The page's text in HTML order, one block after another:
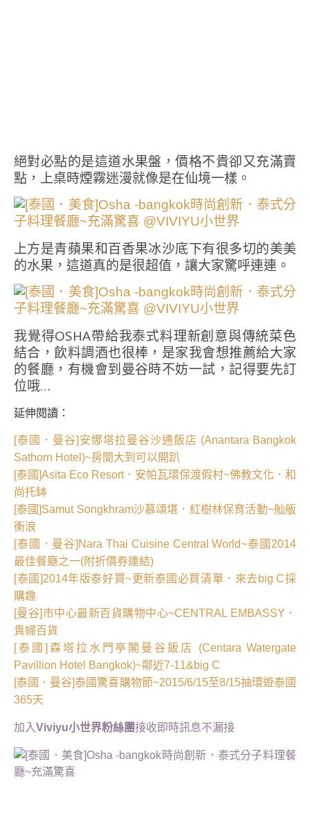
絕對必點的是這道水果盤，價格不貴卻又充滿賣
點，上桌時煙霧迷漫就像是在仙境一樣。
上方是青蘋果和百香果冰沙底下有很多切的美美
的水果，這道真的是很超值，讓大家驚呼連連。
我覺得OSHA帶給我泰式料理新創意與傳統菜色
結合，飲料調酒也很棒，是家我會想推薦給大家
的餐廳，有機會到曼谷時不妨一試，記得要先訂
位哦…
延伸閱讀：
[泰國．曼谷]安娜塔拉曼谷沙通飯店 (Anantara Bangkok
Sathorn Hotel)~房間大到可以開趴
[泰國]Asita Eco Resort．安帕瓦環保渡假村~佛教文化．和
尚托缽
[泰國]Samut Songkhram沙慕頌堪．紅樹林保育活動~舢舨
衝浪
[泰國．曼谷]Nara Thai Cuisine Central World~泰國2014
最佳餐廳之一(附折價券連結)
[泰國]2014年版泰好買~更新泰國必買清單．來去big C採
購趣
[曼谷]市中心最新百貨購物中心~CENTRAL EMBASSY．
貴婦百貨
[泰國]森塔拉水門亭閣曼谷飯店 (Centara Watergate
Pavillion Hotel Bangkok)~鄰近7-11&big C
[泰國．曼谷]泰國驚喜購物節~2015/6/15至8/15抽環遊泰國
365天
加入Viviyu小世界粉絲團接收即時訊息不漏接